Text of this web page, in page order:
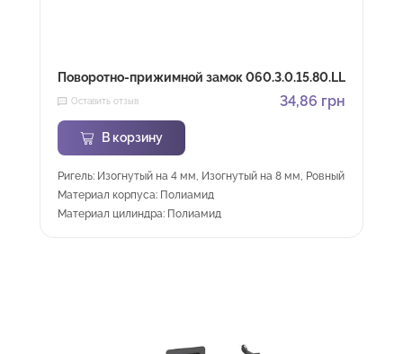
Поворотно-прижимной замок 060.3.0.15.80.LL
Оставить отзыв 34,86 грн
В корзину
Ригель: Изогнутый на 4 мм, Изогнутый на 8 мм, Ровный
Материал корпуса: Полиамид
Материал цилиндра: Полиамид